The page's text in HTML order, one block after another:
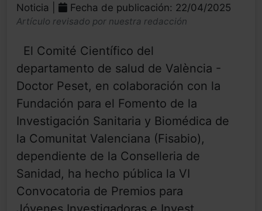
Noticia | Fecha de publicación: 22/04/2025
Artículo revisado por nuestra redacción
El Comité Científico del
departamento de salud de València -
Doctor Peset, en colaboración con la
Fundación para el Fomento de la
Investigación Sanitaria y Biomédica de
la Comunitat Valenciana (Fisabio),
dependiente de la Conselleria de
Sanidad, ha hecho pública la VI
Convocatoria de Premios para